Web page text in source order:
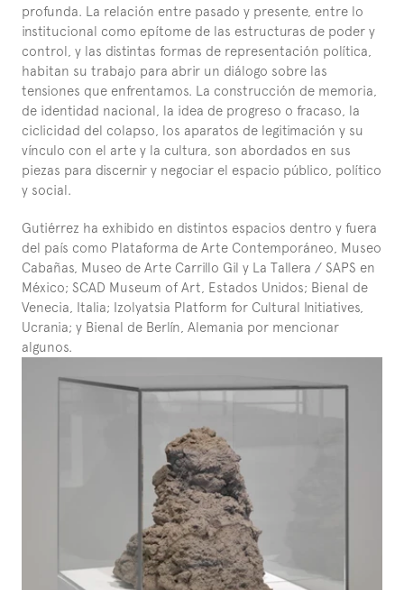
profunda. La relación entre pasado y presente, entre lo
institucional como epítome de las estructuras de poder y
control, y las distintas formas de representación política,
habitan su trabajo para abrir un diálogo sobre las
tensiones que enfrentamos. La construcción de memoria,
de identidad nacional, la idea de progreso o fracaso, la
ciclicidad del colapso, los aparatos de legitimación y su
vínculo con el arte y la cultura, son abordados en sus
piezas para discernir y negociar el espacio público, político
y social.
Gutiérrez ha exhibido en distintos espacios dentro y fuera
del país como Plataforma de Arte Contemporáneo, Museo
Cabañas, Museo de Arte Carrillo Gil y La Tallera / SAPS en
México; SCAD Museum of Art, Estados Unidos; Bienal de
Venecia, Italia; Izolyatsia Platform for Cultural Initiatives,
Ucrania; y Bienal de Berlín, Alemania por mencionar
algunos.